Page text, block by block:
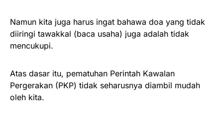
Namun kita juga harus ingat bahawa doa yang tidak
diiringi tawakkal (baca usaha) juga adalah tidak
mencukupi.
Atas dasar itu, pematuhan Perintah Kawalan
Pergerakan (PKP) tidak seharusnya diambil mudah
oleh kita.